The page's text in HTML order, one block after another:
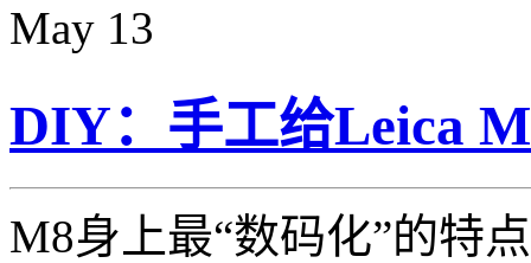
May 13
DIY：手工给Leica
M8身上最“数码化”的特